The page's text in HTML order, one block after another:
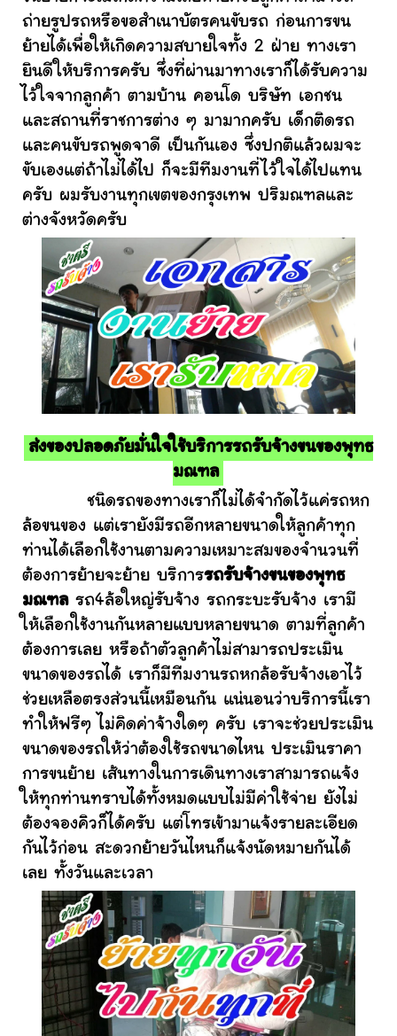
ถ่ายรูปรถหรือขอสำเนาบัตรคนขับรถ ก่อนการขน
ย้ายได้เพื่อให้เกิดความสบายใจทั้ง 2 ฝ่าย ทางเรา
ยินดีให้บริการครับ ซึ่งที่ผ่านมาทางเราก็ได้รับความ
ไว้ใจจากลูกค้า ตามบ้าน คอนโด บริษัท เอกชน
และสถานที่ราชการต่าง ๆ มามากครับ เด็กติดรถ
และคนขับรถพูดจาดี เป็นกันเอง ซึ่งปกติแล้วผมจะ
ขับเองแต่ถ้าไม่ได้ไป ก็จะมีทีมงานที่ไว้ใจได้ไปแทน
ครับ ผมรับงานทุกเขตของกรุงเทพ ปริมณฑลและ
ต่างจังหวัดครับ
ส่งของปลอดภัยมั่นใจใช้บริการรถรับจ้างขนของพุทธ
มณฑล
ชนิดรถของทางเราก็ไม่ได้จำกัดไว้แค่รถหก
ล้อขนของ แต่เรายังมีรถอีกหลายขนาดให้ลูกค้าทุก
ท่านได้เลือกใช้งานตามความเหมาะสมของจำนวนที่
ต้องการย้ายจะย้าย บริการรถรับจ้างขนของพุทธ
มณฑลรถ4ล้อใหญ่รับจ้าง รถกระบะรับจ้าง เรามี
ให้เลือกใช้งานกันหลายแบบหลายขนาด ตามที่ลูกค้า
ต้องการเลย หรือถ้าตัวลูกค้าไม่สามารถประเมิน
ขนาดของรถได้ เราก็มีทีมงานรถหกล้อรับจ้างเอาไว้
ช่วยเหลือตรงส่วนนี้เหมือนกัน แน่นอนว่าบริการนี้เรา
ทำให้ฟรีๆ ไม่คิดค่าจ้างใดๆ ครับ เราจะช่วยประเมิน
ขนาดของรถให้ว่าต้องใช้รถขนาดไหน ประเมินราคา
การขนย้าย เส้นทางในการเดินทางเราสามารถแจ้ง
ให้ทุกท่านทราบได้ทั้งหมดแบบไม่มีค่าใช้จ่าย ยังไม่
ต้องจองคิวก็ได้ครับ แต่โทรเข้ามาแจ้งรายละเอียด
กันไว้ก่อน สะดวกย้ายวันไหนก็แจ้งนัดหมายกันได้
เลย ทั้งวันและเวลา